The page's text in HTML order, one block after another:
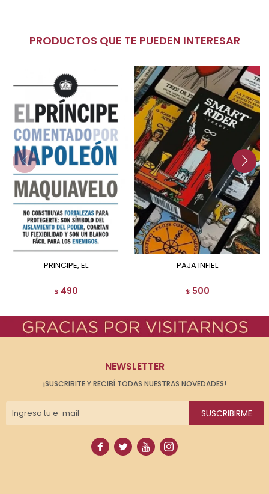
PRODUCTOS QUE TE PUEDEN INTERESAR
PRINCIPE, EL
$ 490
PAJA INFIEL
$ 500
NEWSLETTER
¡SUSCRIBITE Y RECIBÍ TODAS NUESTRAS NOVEDADES!
SUSCRIBIRME
   